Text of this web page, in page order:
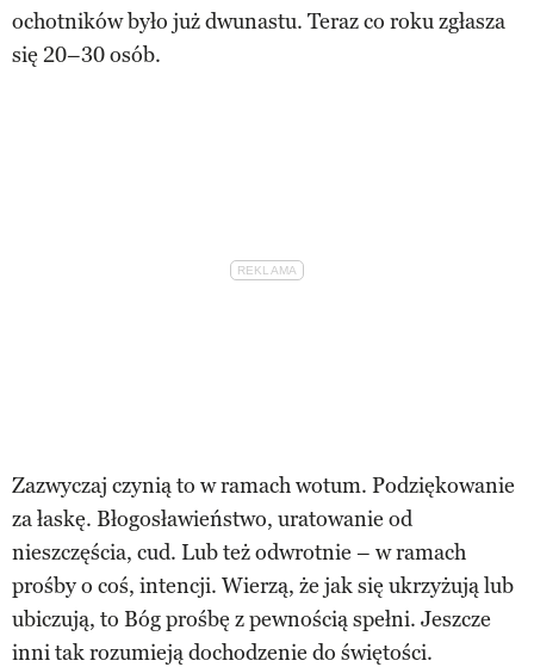
ochotników było już dwunastu. Teraz co roku zgłasza
się 20–30 osób.
Zazwyczaj czynią to w ramach wotum. Podziękowanie
za łaskę. Błogosławieństwo, uratowanie od
nieszczęścia, cud. Lub też odwrotnie – w ramach
prośby o coś, intencji. Wierzą, że jak się ukrzyżują lub
ubiczują, to Bóg prośbę z pewnością spełni. Jeszcze
inni tak rozumieją dochodzenie do świętości.